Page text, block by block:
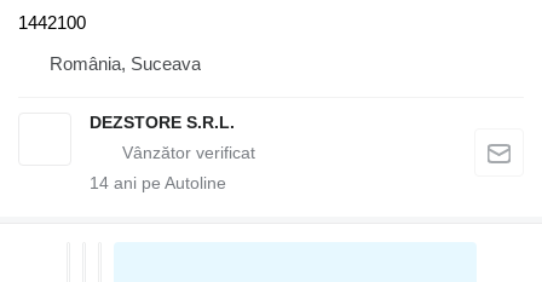
1442100
România, Suceava
DEZSTORE S.R.L.
14 ani pe Autoline